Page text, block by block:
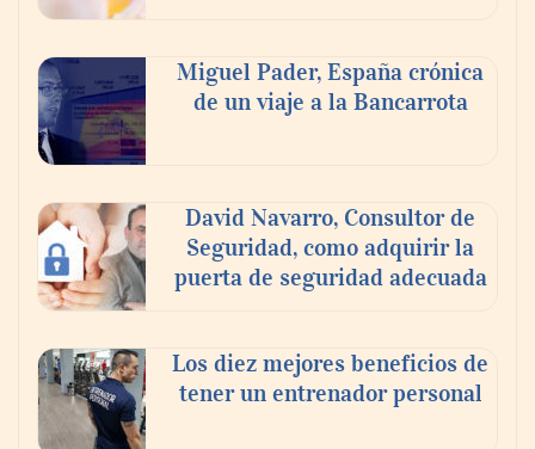
compromiso para el eclipse solar del 12 de
agosto
Miguel Pader, España crónica
de un viaje a la Bancarrota
David Navarro, Consultor de
Seguridad, como adquirir la
puerta de seguridad adecuada
Los diez mejores beneficios de
tener un entrenador personal